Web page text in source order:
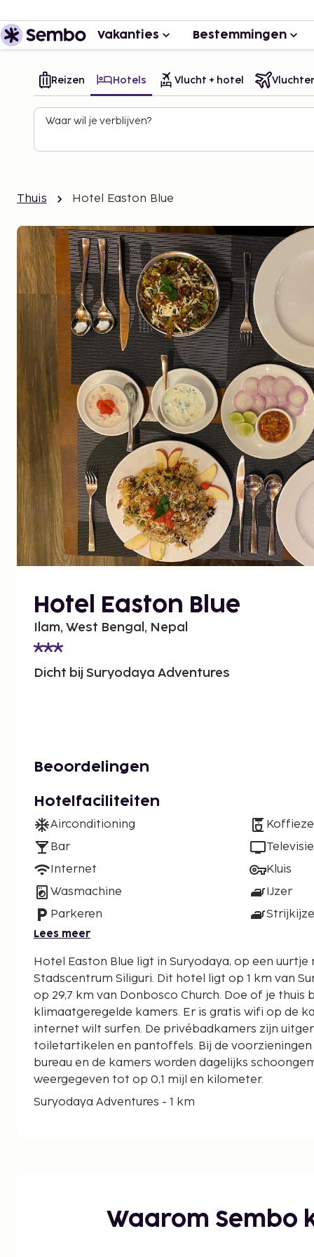
Vakanties Bestemmingen
Reizen Hotels Vlucht + hotel
Waar wil je verblijven?
Thuis Hotel Easton Blue
Hotel Easton Blue
Ilam, West Bengal, Nepal
Dicht bij Suryodaya Adventures
Beoordelingen
Hotelfaciliteiten
Airconditioning
Bar
Internet
Wasmachine
Parkeren
Televisie
Kluis
IJzer
Lees meer
Hotel Easton Blue ligt in Suryodaya, op een uurtje
Stadscentrum Siliguri. Dit hotel ligt op 1 km van Suryodaya Adventures en
op 29,7 km van Donbosco Church. Doe of je thuis
klimaatgeregelde kamers. Er is gratis wifi op de
internet wilt surfen. De privébadkamers zijn
toiletartikelen en pantoffels. Bij de voorzieningen
bureau en de kamers worden dagelijks
weergegeven tot op 0,1 mijl en kilometer.
Suryodaya Adventures - 1 km
Neora National Park - 38,4 km
Waarom Sembo